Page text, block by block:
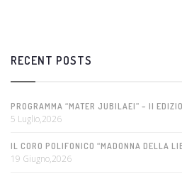
RECENT POSTS
PROGRAMMA “MATER JUBILAEI” – II
5 Luglio,2026
IL CORO POLIFONICO “MADONNA DELLA
19 Giugno,2026